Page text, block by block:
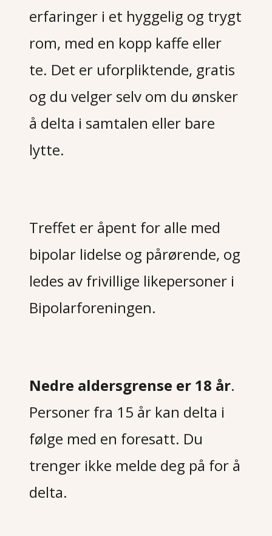
erfaringer i et hyggelig og trygt
rom, med en kopp kaffe eller
te. Det er uforpliktende, gratis
og du velger selv om du ønsker
å delta i samtalen eller bare
lytte.
Treffet er åpent for alle med
bipolar lidelse og pårørende, og
ledes av frivillige likepersoner i
Bipolarforeningen.
Nedre aldersgrense er 18 år.
Personer fra 15 år kan delta i
følge med en foresatt. Du
trenger ikke melde deg på for å
delta.